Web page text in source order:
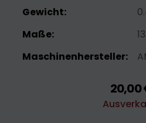
Gewicht:
Maße:
Maschinenhersteller:
20,00